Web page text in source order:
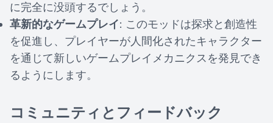
に完全に没頭するでしょう。
革新的なゲームプレイ: このモッドは探求と創造性
を促進し、プレイヤーが人間化されたキャラクター
を通じて新しいゲームプレイメカニクスを発見でき
るようにします。
コミュニティとフィードバック